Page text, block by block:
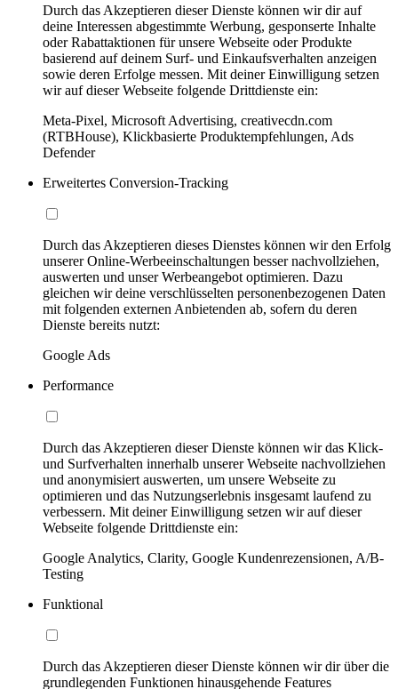
Durch das Akzeptieren dieser Dienste können wir dir auf
deine Interessen abgestimmte Werbung, gesponserte Inhalte
oder Rabattaktionen für unsere Webseite oder Produkte
basierend auf deinem Surf- und Einkaufsverhalten anzeigen
sowie deren Erfolge messen. Mit deiner Einwilligung setzen
wir auf dieser Webseite folgende Drittdienste ein:
Meta-Pixel, Microsoft Advertising, creativecdn.com
(RTBHouse), Klickbasierte Produktempfehlungen, Ads
Defender
Erweitertes Conversion-Tracking
Durch das Akzeptieren dieses Dienstes können wir den Erfolg
unserer Online-Werbeeinschaltungen besser nachvollziehen,
auswerten und unser Werbeangebot optimieren. Dazu
gleichen wir deine verschlüsselten personenbezogenen Daten
mit folgenden externen Anbietenden ab, sofern du deren
Dienste bereits nutzt:
Google Ads
Performance
Durch das Akzeptieren dieser Dienste können wir das Klick-
und Surfverhalten innerhalb unserer Webseite nachvollziehen
und anonymisiert auswerten, um unsere Webseite zu
optimieren und das Nutzungserlebnis insgesamt laufend zu
verbessern. Mit deiner Einwilligung setzen wir auf dieser
Webseite folgende Drittdienste ein:
Google Analytics, Clarity, Google Kundenrezensionen, A/B-
Testing
Funktional
Durch das Akzeptieren dieser Dienste können wir dir über die
grundlegenden Funktionen hinausgehende Features